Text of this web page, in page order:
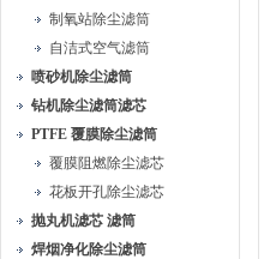
制氧站除尘滤筒
自洁式空气滤筒
喷砂机除尘滤筒
钻机除尘滤筒滤芯
PTFE 覆膜除尘滤筒
覆膜阻燃除尘滤芯
花板开孔除尘滤芯
抛丸机滤芯 滤筒
焊烟净化除尘滤筒